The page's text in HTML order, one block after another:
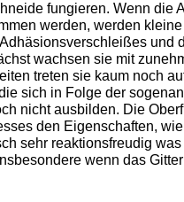
fungieren. Wenn die
werden, werden
und
wachsen sie mit
treten sie kaum noch
sich in Folge der
nicht ausbilden. Die
den Eigenschaften,
sehr reaktionsfreudig
wenn das